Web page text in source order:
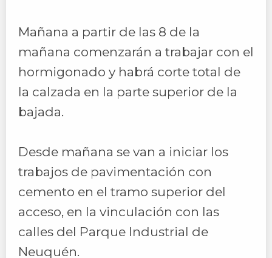
Mañana a partir de las 8 de la
mañana comenzarán a trabajar con el
hormigonado y habrá corte total de
la calzada en la parte superior de la
bajada.
Desde mañana se van a iniciar los
trabajos de pavimentación con
cemento en el tramo superior del
acceso, en la vinculación con las
calles del Parque Industrial de
Neuquén.